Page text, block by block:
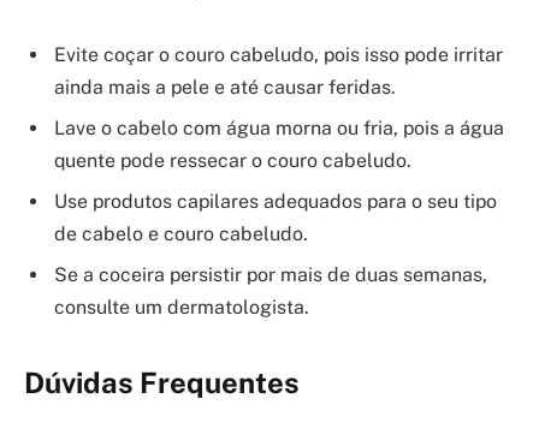
Evite coçar o couro cabeludo, pois isso pode irritar
ainda mais a pele e até causar feridas.
Lave o cabelo com água morna ou fria, pois a água
quente pode ressecar o couro cabeludo.
Use produtos capilares adequados para o seu tipo
de cabelo e couro cabeludo.
Se a coceira persistir por mais de duas semanas,
consulte um dermatologista.
Dúvidas Frequentes